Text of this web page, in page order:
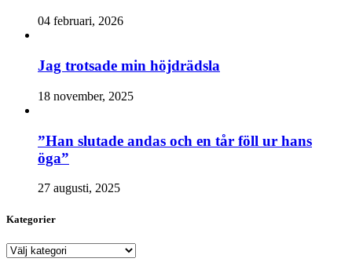
04 februari, 2026
Jag trotsade min höjdrädsla
18 november, 2025
”Han slutade andas och en tår föll ur hans
öga”
27 augusti, 2025
Kategorier
Kategorier